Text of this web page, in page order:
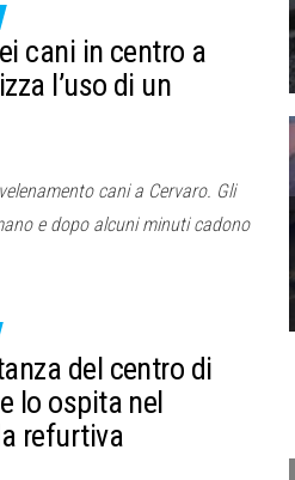
cani in centro a
l’uso di un
cani a Cervaro. Gli
e dopo alcuni minuti cadono
del centro di
lo ospita nel
refurtiva